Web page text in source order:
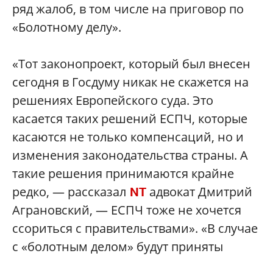
ряд жалоб, в том числе на приговор по
«Болотному делу».
«Тот законопроект, который был внесен
сегодня в Госдуму никак не скажется на
решениях Европейского суда. Это
касается таких решений ЕСПЧ, которые
касаются не только компенсаций, но и
изменения законодательства страны. А
такие решения принимаются крайне
редко, — рассказал NT адвокат Дмитрий
Аграновский, — ЕСПЧ тоже не хочется
ссориться с правительствами». «В случае
с «болотным делом» будут приняты